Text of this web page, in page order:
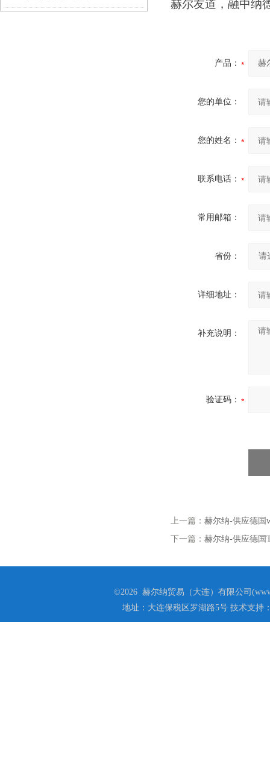
赫尔友道，融中纳
产品：
您的单位：
您的姓名：
联系电话：
常用邮箱：
省份：
详细地址：
补充说明：
验证码：
上一篇： 赫尔纳-供应德国
下一篇： 赫尔纳-供应德国
©2026 赫尔纳贸易（大连）有限公司
地址：大连保税区罗湖路5号 技术支持